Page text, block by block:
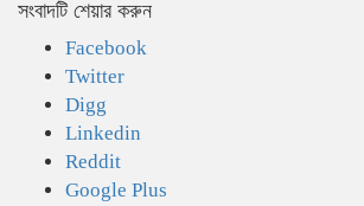
সংবাদটি শেয়ার করুন
Facebook
Twitter
Digg
Linkedin
Reddit
Google Plus